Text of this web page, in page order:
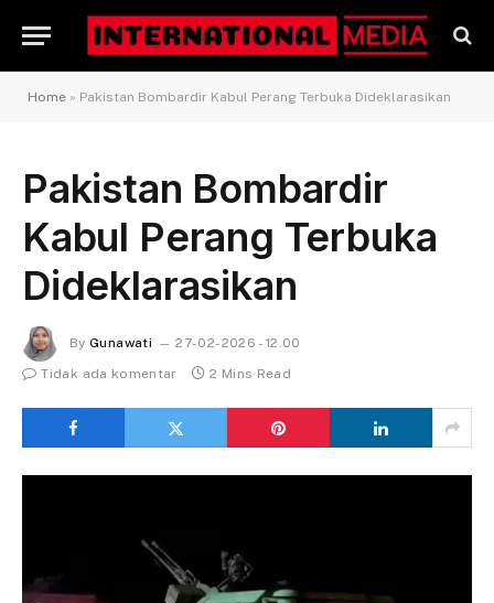
Home » Pakistan Bombardir Kabul Perang Terbuka Dideklarasikan
Pakistan Bombardir
Kabul Perang Terbuka
Dideklarasikan
By Gunawati
27-02-2026 - 12.00
Tidak ada komentar
2 Mins Read